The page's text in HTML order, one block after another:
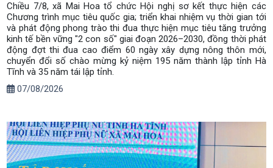
Chiều 7/8, xã Mai Hoa tổ chức Hội nghị sơ kết thực hiện các
Chương trình mục tiêu quốc gia; triển khai nhiệm vụ thời gian tới
và phát động phong trào thi đua thực hiện mục tiêu tăng trưởng
kinh tế bền vững "2 con số" giai đoạn 2026–2030, đồng thời phát
động đợt thi đua cao điểm 60 ngày xây dựng nông thôn mới,
chuyển đổi số chào mừng kỷ niệm 195 năm thành lập tỉnh Hà
Tĩnh và 35 năm tái lập tỉnh.
07/08/2026